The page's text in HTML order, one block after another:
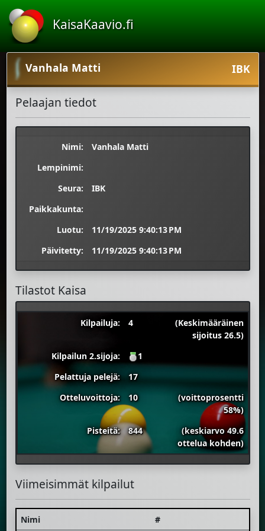
KaisaKaavio.fi
Vanhala Matti IBK
Pelaajan tiedot
Nimi:
Vanhala Matti
Lempinimi:
Seura:
IBK
Paikkakunta:
Luotu:
11/19/2025 9:40:13 PM
Päivitetty:
11/19/2025 9:40:13 PM
Tilastot Kaisa
Kilpailuja: 4
(Keskimääräinen
sijoitus 26.5)
Kilpailun 2.sijoja:
1
Pelattuja pelejä:
17
Otteluvoittoja:
10
(voittoprosentti
58%)
Pisteitä:
844
(keskiarvo 49.6
ottelua kohden)
Viimeisimmät kilpailut
Nimi #